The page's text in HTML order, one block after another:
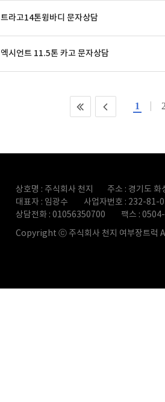
트라고14톤윙바디 문자상담
엑시언트 11.5톤 카고 문자상담
1
상호명 : 주식회사 천지
주소 : 경기도
대표자 : 임광수
사업자번호 : 232-81-
상담전화 : 01056350700
팩스 :
Copyright ⓒ주식회사 천지 여부장트